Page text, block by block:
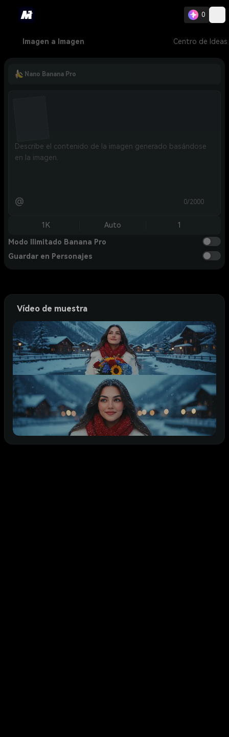
0
Imagen a Imagen Centro de Ideas
Nano Banana Pro
@ 0/2000
1K Auto 1
Modo Ilimitado Banana Pro
Guardar en Personajes
Vídeo de muestra